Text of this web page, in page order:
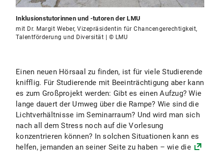
Inklusionstutorinnen und -tutoren der LMU
mit Dr. Margit Weber, Vizepräsidentin für Chancengerechtigkeit,
Talentförderung und Diversität | © LMU
Einen neuen Hörsaal zu finden, ist für viele Studierende
knifflig. Für Studierende mit Beeinträchtigung aber kann
es zum Großprojekt werden: Gibt es einen Aufzug? Wie
lange dauert der Umweg über die Rampe? Wie sind die
Lichtverhältnisse im Seminarraum? Und wird man sich
nach all dem Stress noch auf die Vorlesung
konzentrieren können? In solchen Situationen kann es
helfen, jemanden an seiner Seite zu haben – wie die